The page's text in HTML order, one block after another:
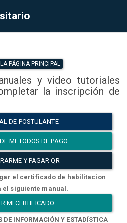
PÁGINA PRINCIPAL
y video tutoriales
la inscripción de
DE POSTULANTE
METODOS DE PAGO
Y PAGAR QR
el certificado de habilitacion
el siguiente manual.
MI CERTIFICADO
INFORMACIÓN Y ESTADÍSTICA